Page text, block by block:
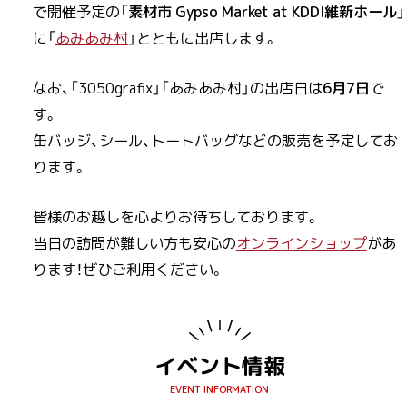
で開催予定の「素材市 Gypso Market at KDDI維新ホール」
に「あみあみ村」とともに出店します。
なお、「3050grafix」「あみあみ村」の出店日は6月7日で
す。
缶バッジ、シール、トートバッグなどの販売を予定してお
ります。
皆様のお越しを心よりお待ちしております。
当日の訪問が難しい方も安心のオンラインショップがあ
ります！ぜひご利用ください。
イベント情報